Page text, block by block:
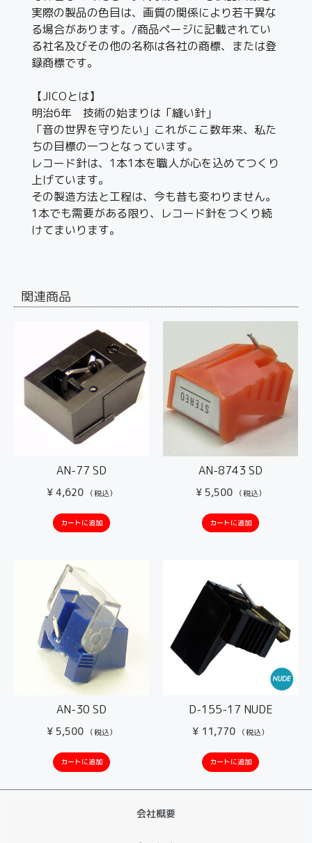
実際の製品の色目は、画質の関係により若干異な
る場合があります。/商品ページに記載されてい
る社名及びその他の名称は各社の商標、または登
録商標です。
【JICOとは】
明治6年 技術の始まりは「縫い針」
「音の世界を守りたい」これがここ数年来、私た
ちの目標の一つとなっています。
レコード針は、1本1本を職人が心を込めてつくり
上げています。
その製造方法と工程は、今も昔も変わりません。
1本でも需要がある限り、レコード針をつくり続
けてまいります。
関連商品
AN-77 SD
¥4,620 （税込）
カートに追加
AN-8743 SD
¥5,500 （税込）
カートに追加
AN-30 SD
¥5,500 （税込）
カートに追加
D-155-17 NUDE
¥ 11,770 （税込）
カートに追加
会社概要